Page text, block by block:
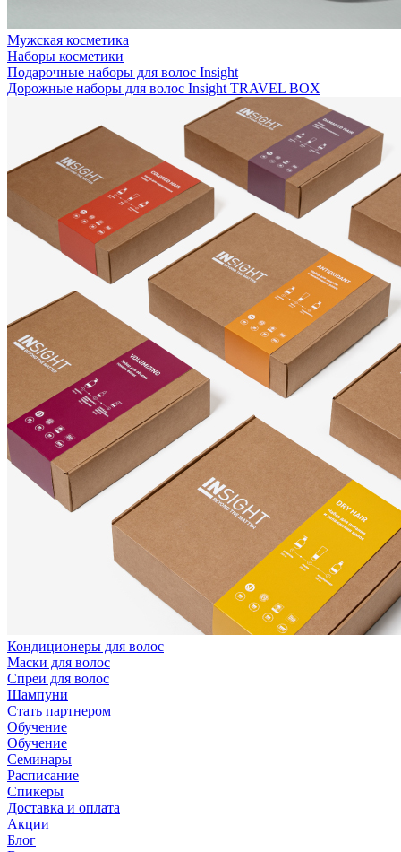
Мужская косметика
Наборы косметики
Подарочные наборы для волос Insight
Дорожные наборы для волос Insight TRAVEL BOX
Кондиционеры для волос
Маски для волос
Спреи для волос
Шампуни
Стать партнером
Обучение
Обучение
Семинары
Расписание
Спикеры
Доставка и оплата
Акции
Блог